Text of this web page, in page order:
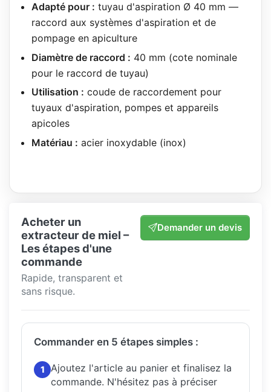
Adapté pour : tuyau d'aspiration Ø 40 mm —
raccord aux systèmes d'aspiration et de
pompage en apiculture
Diamètre de raccord : 40 mm (cote nominale
pour le raccord de tuyau)
Utilisation : coude de raccordement pour
tuyaux d'aspiration, pompes et appareils
apicoles
Matériau : acier inoxydable (inox)
Acheter un
extracteur de miel –
Les étapes d'une
commande
Rapide, transparent et
sans risque.
Demander un devis
Commander en 5 étapes simples :
1
Ajoutez l'article au panier et finalisez la
commande. N'hésitez pas à préciser